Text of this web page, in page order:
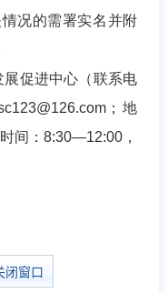
况的需署实名并附
展促进中心 （联系电
；地
间：8:30—12:00 ，
闭窗口